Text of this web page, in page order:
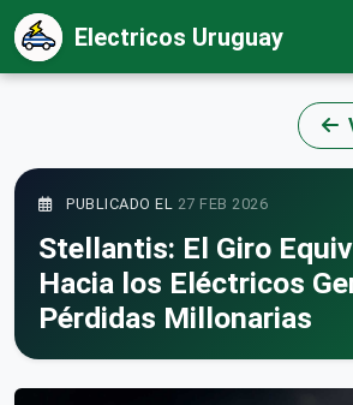
Electricos Uruguay
PUBLICADO EL 27 FEB 2026
Stellantis: El Giro
Hacia los Eléctricos
Pérdidas Millonarias